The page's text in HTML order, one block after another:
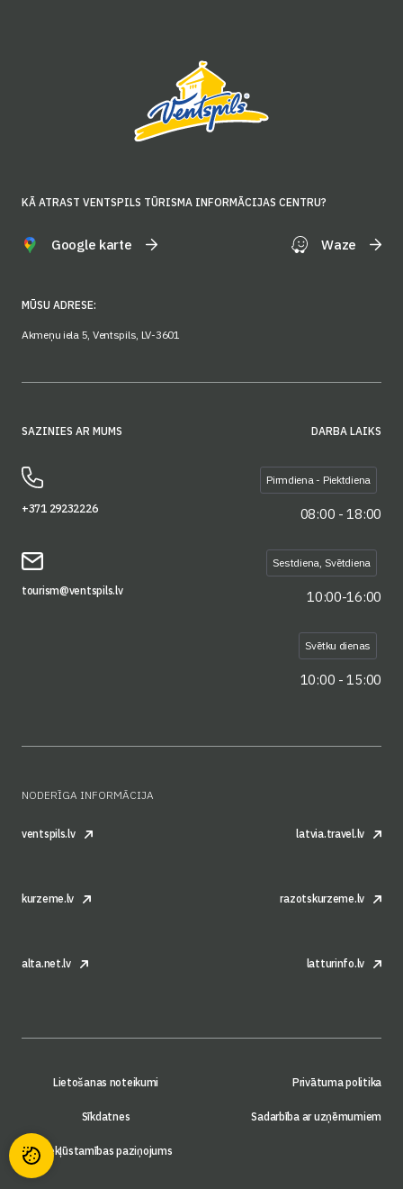
KĀ ATRAST VENTSPILS TŪRISMA INFORMĀCIJAS CENTRU?
Google karte Waze
MŪSU ADRESE:
Akmeņu iela 5, Ventspils, LV-3601
SAZINIES AR MUMS
+371 29232226
tourism@ventspils.lv
DARBA LAIKS
Pirmdiena - Piektdiena
08:00 - 18:00
Sestdiena, Svētdiena
10:00-16:00
Svētku dienas
10:00 - 15:00
NODERĪGA INFORMĀCIJA
ventspils.lv latvia.travel.lv
kurzeme.lv razotskurzeme.lv
alta.net.lv latturinfo.lv
Lietošanas noteikumi Privātuma politika
Sīkdatnes Sadarbība ar uzņēmumiem
Piekļūstamības paziņojums